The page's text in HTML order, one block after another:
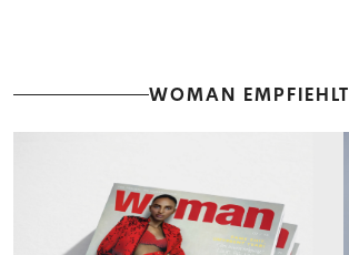
WOMAN EMPFIEHLT